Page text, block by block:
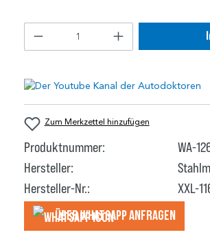
Zum Merkzettel hinzufügen
Produktnummer:
WA-
Hersteller:
Hersteller-Nr.:
XXL-
Über WhatsApp anfragеn